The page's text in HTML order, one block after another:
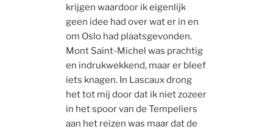
krijgen waardoor ik eigenlijk
geen idee had over wat er in en
om Oslo had plaatsgevonden.
Mont Saint-Michel was prachtig
en indrukwekkend, maar er bleef
iets knagen. In Lascaux drong
het tot mij door dat ik niet zozeer
in het spoor van de Tempeliers
aan het reizen was maar dat de